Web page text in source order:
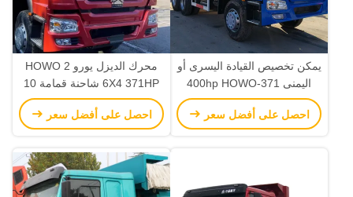
يمكن تخصيص القيادة اليسرى أو
اليمنى 371-400hp HOWO
6X4 شاحنة قمامة مع نظام
التوجيه Zf8118 و 300L ناقلةاحصل على أفضل سعر
محرك الديزل يورو 2 HOWO
6X4 371HP شاحنة قمامة 10
عجلات 21-30 طن سعة تحميل
6800 * 2500 * 3200mm سعة احصل على أفضل سعر